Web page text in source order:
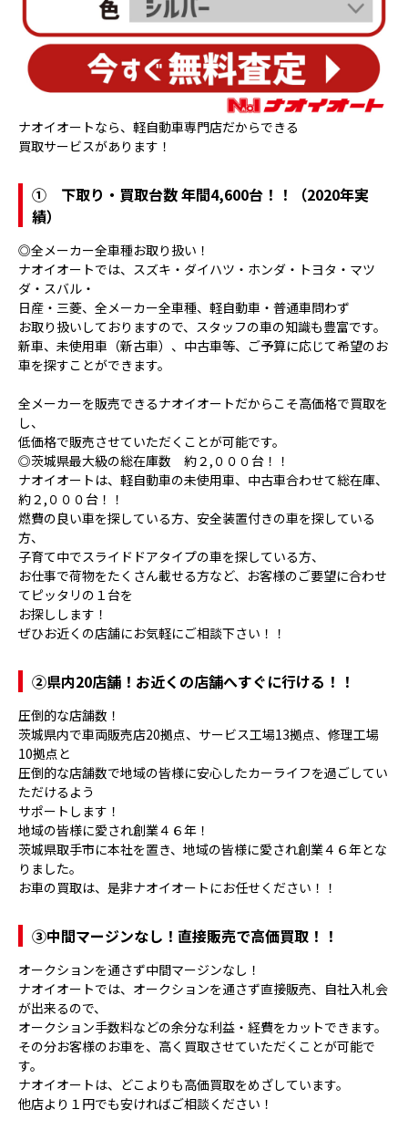
ナオイオートなら、軽自動車専門店だからできる
買取サービスがあります！
① 下取り・買取台数 年間4,600台！！（2020年実
績）
◎全メーカー全車種お取り扱い！
ナオイオートでは、スズキ・ダイハツ・ホンダ・トヨタ・マツ
ダ・スバル・
日産・三菱、全メーカー全車種、軽自動車・普通車問わず
お取り扱いしておりますので、スタッフの車の知識も豊富です。
新車、未使用車（新古車）、中古車等、ご予算に応じて希望のお
車を探すことができます。
全メーカーを販売できるナオイオートだからこそ高価格で買取を
し、
低価格で販売させていただくことが可能です。
◎茨城県最大級の総在庫数 約２,０００台！！
ナオイオートは、軽自動車の未使用車、中古車合わせて総在庫、
約２,０００台！！
燃費の良い車を探している方、安全装置付きの車を探している
方、
子育て中でスライドドアタイプの車を探している方、
お仕事で荷物をたくさん載せる方など、お客様のご要望に合わせ
てピッタリの１台を
お探しします！
ぜひお近くの店舗にお気軽にご相談下さい！！
②県内20店舗！お近くの店舗へすぐに行ける！！
圧倒的な店舗数！
茨城県内で車両販売店20拠点、サービス工場13拠点、修理工場
10拠点と
圧倒的な店舗数で地域の皆様に安心したカーライフを過ごしてい
ただけるよう
サポートします！
地域の皆様に愛され創業４６年！
茨城県取手市に本社を置き、地域の皆様に愛され創業４６年とな
りました。
お車の買取は、是非ナオイオートにお任せください！！
③中間マージンなし！直接販売で高価買取！！
オークションを通さず中間マージンなし！
ナオイオートでは、オークションを通さず直接販売、自社入札会
が出来るので、
オークション手数料などの余分な利益・経費をカットできます。
その分お客様のお車を、高く買取させていただくことが可能で
す。
ナオイオートは、どこよりも高価買取をめざしています。
他店より１円でも安ければご相談ください！